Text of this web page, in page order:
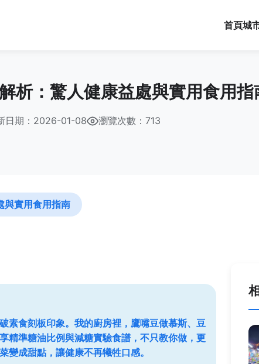
首頁城
析：驚人健康益處與實用食用指
日期： 2026-01-08 瀏覽次數：713
與實用食用指南
素食刻板印象。我的廚房裡，鷹嘴豆做慕斯、豆
精準糖油比例與減糖實驗食譜，不只教你做，更
變成甜點，讓健康不再犧牲口感。